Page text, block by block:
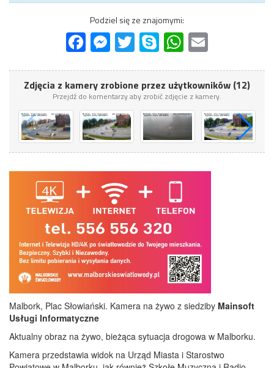
Podziel się ze znajomymi:
FacebookMessenger
Twitter Skype WhatsApp
Zdjęcia z kamery zrobione przez użytkowników (12)
Przejdź do komentarzy aby zrobić zdjęcie z kamery.
Malbork, Plac Słowiański. Kamera na żywo z siedziby Mainsoft
Usługi Informatyczne
Aktualny obraz na żywo, bieżąca sytuacja drogowa w Malborku.
Kamera przedstawia widok na Urząd Miasta i Starostwo